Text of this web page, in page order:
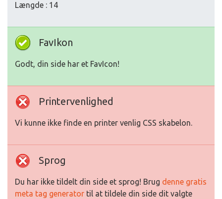
Længde : 14
FavIkon
Godt, din side har et FavIcon!
Printervenlighed
Vi kunne ikke finde en printer venlig CSS skabelon.
Sprog
Du har ikke tildelt din side et sprog! Brug denne gratis
meta tag generator til at tildele din side dit valgte